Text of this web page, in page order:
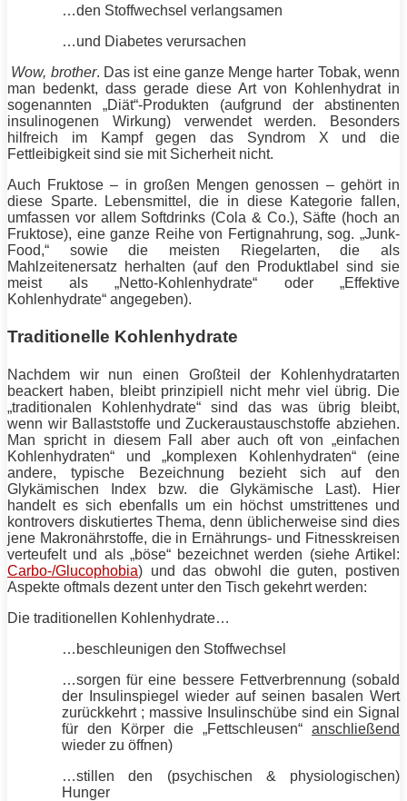
…den Stoffwechsel verlangsamen
…und Diabetes verursachen
Wow, brother. Das ist eine ganze Menge harter Tobak, wenn
man bedenkt, dass gerade diese Art von Kohlenhydrat in
sogenannten „Diät“-Produkten (aufgrund der abstinenten
insulinogenen Wirkung) verwendet werden. Besonders
hilfreich im Kampf gegen das Syndrom X und die
Fettleibigkeit sind sie mit Sicherheit nicht.
Auch Fruktose – in großen Mengen genossen – gehört in
diese Sparte. Lebensmittel, die in diese Kategorie fallen,
umfassen vor allem Softdrinks (Cola & Co.), Säfte (hoch an
Fruktose), eine ganze Reihe von Fertignahrung, sog. „Junk-
Food,“ sowie die meisten Riegelarten, die als
Mahlzeitenersatz herhalten (auf den Produktlabel sind sie
meist als „Netto-Kohlenhydrate“ oder „Effektive
Kohlenhydrate“ angegeben).
Traditionelle Kohlenhydrate
Nachdem wir nun einen Großteil der Kohlenhydratarten
beackert haben, bleibt prinzipiell nicht mehr viel übrig. Die
„traditionalen Kohlenhydrate“ sind das was übrig bleibt,
wenn wir Ballaststoffe und Zuckeraustauschstoffe abziehen.
Man spricht in diesem Fall aber auch oft von „einfachen
Kohlenhydraten“ und „komplexen Kohlenhydraten“ (eine
andere, typische Bezeichnung bezieht sich auf den
Glykämischen Index bzw. die Glykämische Last). Hier
handelt es sich ebenfalls um ein höchst umstrittenes und
kontrovers diskutiertes Thema, denn üblicherweise sind dies
jene Makronährstoffe, die in Ernährungs- und Fitnesskreisen
verteufelt und als „böse“ bezeichnet werden (siehe Artikel:
Carbo-/Glucophobia) und das obwohl die guten, postiven
Aspekte oftmals dezent unter den Tisch gekehrt werden:
Die traditionellen Kohlenhydrate…
…beschleunigen den Stoffwechsel
…sorgen für eine bessere Fettverbrennung (sobald
der Insulinspiegel wieder auf seinen basalen Wert
zurückkehrt ; massive Insulinschübe sind ein Signal
für den Körper die „Fettschleusen“ anschließend
wieder zu öffnen)
…stillen den (psychischen & physiologischen)
Hunger